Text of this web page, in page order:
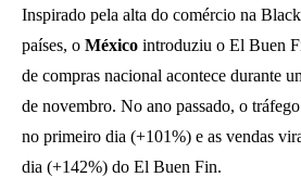
Inspirado pela alta do comércio na
países, o México introduziu o El Buen
de compras nacional acontece durante
de novembro. No ano passado, o
no primeiro dia (+101%) e as vendas
dia (+142%) do El Buen Fin.